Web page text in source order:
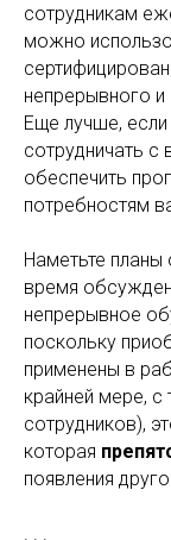
сотрудникам
можно
непрерывного
Еще лучше, если
сотрудничать с
обеспечить
потребностям
Наметьте планы
время
непрерывное
поскольку
применены в
крайней мере, с
сотрудников),
которая
появления